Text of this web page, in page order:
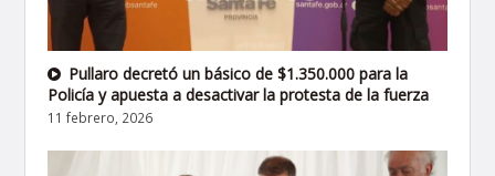
Pullaro decretó un básico de $1.350.000 para la
Policía y apuesta a desactivar la protesta de la fuerza
11 febrero, 2026